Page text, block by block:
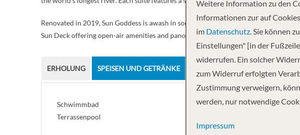
Renovated in 2019, Sun Goddess is awash in soothing natural wood tones and an
Sun Deck offering open-air amenities and panoramic views of the Nile.
ERHOLUNG SPEISEN UND GETRÄNKE
Schwimmbad
Terrassenpool
Weitere Information zu den
Informationen zur auf
im Datenschutz.Sie können
Einstellungen" [in der
widerrufen. Ein solcher
zum Widerruf erfolgten
Zustimmung verweigern,
werden, nur notwendige
Impressum